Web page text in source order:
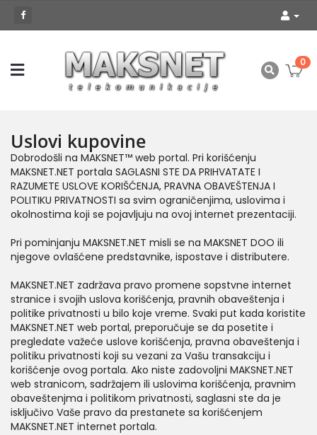
0
Uslovi kupovine
Dobrodošli na MAKSNET™ web portal. Pri korišćenju
MAKSNET.NET portala SAGLASNI STE DA PRIHVATATE I
RAZUMETE USLOVE KORIŠĆENJA, PRAVNA OBAVEŠTENJA I
POLITIKU PRIVATNOSTI sa svim ograničenjima, uslovima i
okolnostima koji se pojavljuju na ovoj internet prezentaciji.
Pri pominjanju MAKSNET.NET misli se na MAKSNET DOO ili
njegove ovlašćene predstavnike, ispostave i distributere.
MAKSNET.NET zadržava pravo promene sopstvne internet
stranice i svojih uslova korišćenja, pravnih obaveštenja i
politike privatnosti u bilo koje vreme. Svaki put kada koristite
MAKSNET.NET web portal, preporučuje se da posetite i
pregledate važeće uslove korišćenja, pravna obaveštenja i
politiku privatnosti koji su vezani za Vašu transakciju i
korišćenje ovog portala. Ako niste zadovoljni MAKSNET.NET
web stranicom, sadržajem ili uslovima korišćenja, pravnim
obaveštenjma i politikom privatnosti, saglasni ste da je
isključivo Vaše pravo da prestanete sa korišćenjem
MAKSNET.NET internet portala.